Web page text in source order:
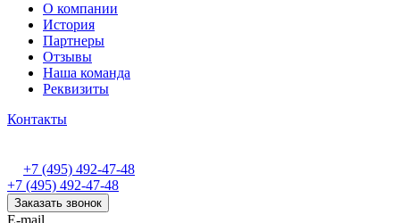
О компании
История
Партнеры
Отзывы
Наша команда
Реквизиты
Контакты
+7 (495) 492-47-48
+7 (495) 492-47-48
Заказать звонок
E-mail